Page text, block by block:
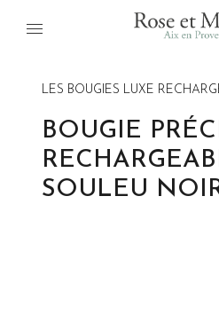
LES BOUGIES LUXE
BOUGIE
SOULEU